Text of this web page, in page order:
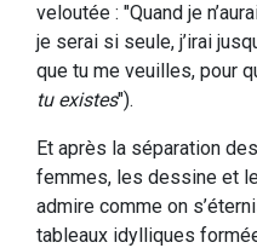
veloutée : "Quand je
je serai si seule, j’irai
que tu me veuilles, pour
tu existes").
Et après la séparation
femmes, les dessine et
admire comme on
tableaux idylliques